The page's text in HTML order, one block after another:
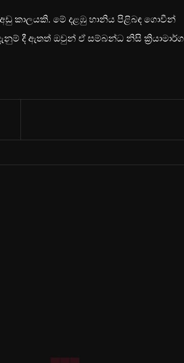
කාලයකි. මේ දළඹු හානිය පිළිබඳ ගොවීන්
දී ඇතත් ඔවුන් ඒ සම්බන්ධ නිසි ක්‍රියාමාර්ග